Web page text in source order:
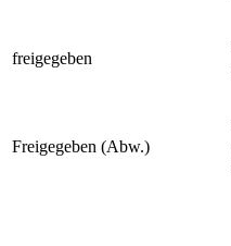
freigegeben
Freigegeben (Abw.)